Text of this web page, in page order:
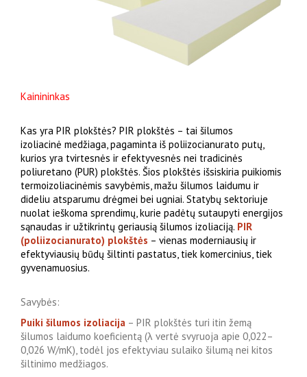
Kainininkas
Kas yra PIR plokštės? PIR plokštės – tai šilumos
izoliacinė medžiaga, pagaminta iš poliizocianurato putų,
kurios yra tvirtesnės ir efektyvesnės nei tradicinės
poliuretano (PUR) plokštės. Šios plokštės išsiskiria puikiomis
termoizoliacinėmis savybėmis, mažu šilumos laidumu ir
dideliu atsparumu drėgmei bei ugniai. Statybų sektoriuje
nuolat ieškoma sprendimų, kurie padėtų sutaupyti energijos
sąnaudas ir užtikrintų geriausią šilumos izoliaciją. PIR
(poliizocianurato) plokštės – vienas moderniausių ir
efektyviausių būdų šiltinti pastatus, tiek komercinius, tiek
gyvenamuosius.
Savybės:
Puiki šilumos izoliacija – PIR plokštės turi itin žemą
šilumos laidumo koeficientą (λ vertė svyruoja apie 0,022–
0,026 W/mK), todėl jos efektyviau sulaiko šilumą nei kitos
šiltinimo medžiagos.